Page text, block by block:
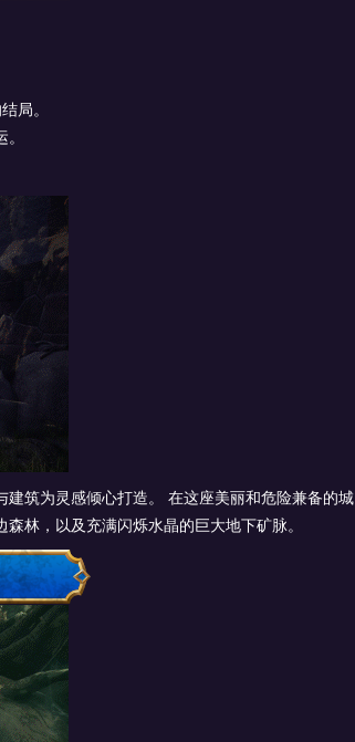
局。
筑为灵感倾心打造。 在这座美丽和危险兼备的城
林，以及充满闪烁水晶的巨大地下矿脉。